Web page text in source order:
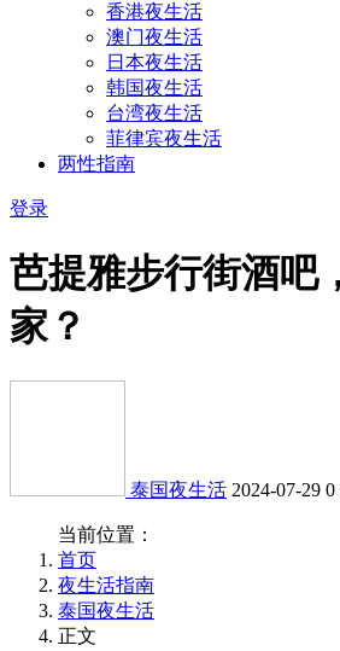
香港夜生活
澳门夜生活
日本夜生活
韩国夜生活
台湾夜生活
菲律宾夜生活
两性指南
登录
芭提雅步行街酒吧
家？
泰国夜生活 2024-07-29 0
当前位置：
首页
夜生活指南
泰国夜生活
正文